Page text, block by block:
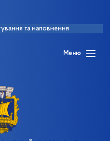
та наповнення
Меню